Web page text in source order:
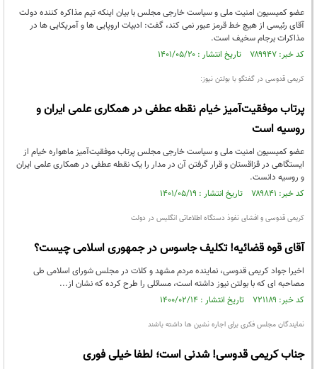
عضو کمیسیون امنیت ملی و سیاست خارجی مجلس با بیان اینکه تیم مذاکره کننده دولت
آقای رئیسی از هیچ خط قرمز عبور نمی کند، گفت: ادبیات اروپایی ها و آمریکایی ها در
مذاکرات برجام سخیف است.
کد خبر: ۷۸۹۹۴۷ تاریخ انتشار : ۱۴۰۱/۰۵/۲۰
کریمی قدوسی در گفتگو با بولتن نیوز:
پرتاب موفقیت‌آمیز خیام نقطه عطفی در همکاری علمی ایران و
روسیه است
عضو کمیسیون امنیت ملی و سیاست خارجی مجلس پرتاب موفقیت‌آمیز ماهواره خیام از
ایستگاهی در قزاقستان و قرار گرفتن آن در مدار را یک نقطه عطفی در همکاری علمی ایران
و روسیه دانست.
کد خبر: ۷۸۹۸۴۱ تاریخ انتشار : ۱۴۰۱/۰۵/۱۹
کریمی قدوسی و افشای نفوذ دستگاه اطلاعاتی انگلیس در دولت
آقای قوه قضائیه! تکلیف جاسوس در جمهوری اسلامی چیست؟
اخیرا جواد کریمی قدوسی، نماینده مردم مشهد و کلات در مجلس شورای اسلامی طی
مصاحبه ای که با بولتن نیوز داشته است، مسائلی را طرح کرده که نشان از...
کد خبر: ۷۲۱۱۸۹ تاریخ انتشار : ۱۴۰۰/۰۲/۱۴
نمایندگان مجلس فکری برای اجاره نشین ها داشته باشند
جناب کریمی قدوسی! شدنی است؛ لطفا خیلی فوری